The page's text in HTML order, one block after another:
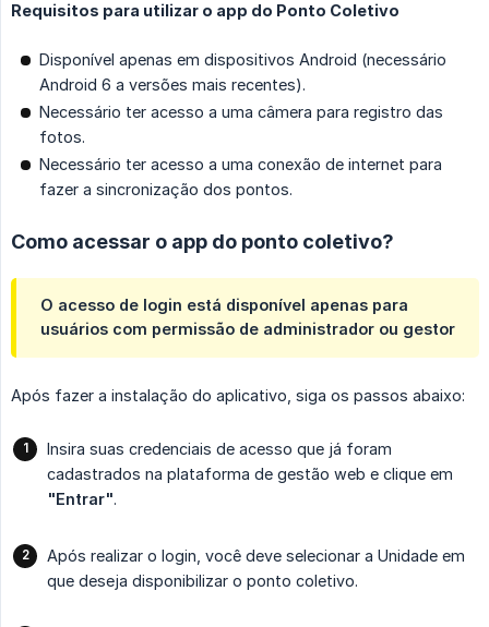
Requisitos para utilizar o app do Ponto Coletivo
Disponível apenas em dispositivos Android (necessário
Android 6 a versões mais recentes).
Necessário ter acesso a uma câmera para registro das
fotos.
Necessário ter acesso a uma conexão de internet para
fazer a sincronização dos pontos.
Como acessar o app do ponto coletivo?
O acesso de login está disponível apenas para
usuários com permissão de administrador ou gestor
Após fazer a instalação do aplicativo, siga os passos abaixo:
Insira suas credenciais de acesso que já foram
cadastrados na plataforma de gestão web e clique em
"Entrar".
Após realizar o login, você deve selecionar a Unidade em
que deseja disponibilizar o ponto coletivo.